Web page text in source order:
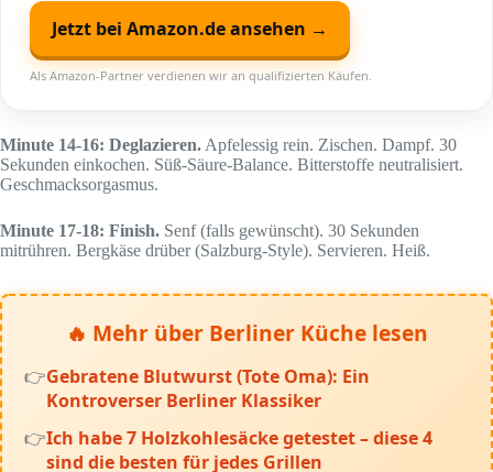
Jetzt bei Amazon.de ansehen →
Als Amazon-Partner verdienen wir an qualifizierten Käufen.
Minute 14-16: Deglazieren. Apfelessig rein. Zischen. Dampf. 30
Sekunden einkochen. Süß-Säure-Balance. Bitterstoffe neutralisiert.
Geschmacksorgasmus.
Minute 17-18: Finish. Senf (falls gewünscht). 30 Sekunden
mitrühren. Bergkäse drüber (Salzburg-Style). Servieren. Heiß.
🔥 Mehr über Berliner Küche lesen
Gebratene Blutwurst (Tote Oma): Ein
Kontroverser Berliner Klassiker
Ich habe 7 Holzkohlesäcke getestet – diese 4
sind die besten für jedes Grillen